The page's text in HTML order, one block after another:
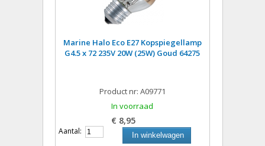
Marine Halo Eco E27 Kopspiegellamp
G4.5 x 72 235V 20W (25W) Goud 64275
Product nr: A09771
In voorraad
€ 8,95
Aantal: In winkelwagen